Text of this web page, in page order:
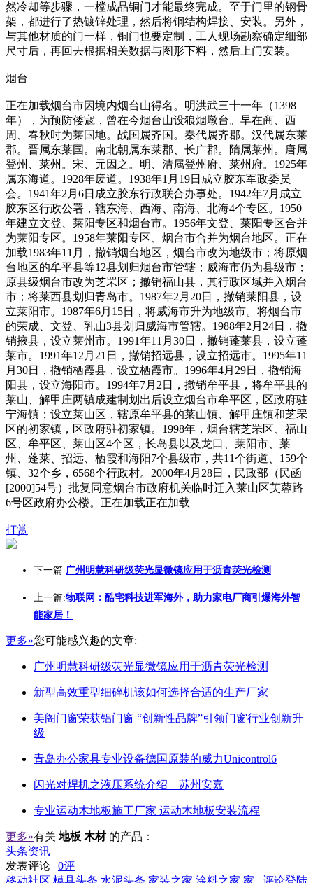
然冷却等步骤，一樘成品铜门才能最终完成。至于门里的钢骨
架，都进行了热镀锌处理，然后将铜结构焊接、安装。另外，
与其他材质的门一样，铜门也要定制，工人现场勘察确定细部
尺寸后，再回去根据相关数据与图形下料，然后上门安装。
烟台
正在加载烟台市因境内烟台山得名。明洪武三十一年（1398
年），为预防倭寇，曾在今烟台山设狼烟墩台。早在商、西
周、春秋时为莱国地。战国属齐国。秦代属齐郡。汉代属东莱
郡。晋属东莱国。南北朝属东莱郡、长广郡。隋属莱州。唐属
登州、莱州。宋、元因之。明、清属登州府、莱州府。1925年
属东海道。1928年废道。1938年1月19日成立胶东军政委员
会。1941年2月6日成立胶东行政联合办事处。1942年7月成立
胶东区行政公署，辖东海、西海、南海、北海4个专区。1950
年建立文登、莱阳专区和烟台市。1956年文登、莱阳专区合并
为莱阳专区。1958年莱阳专区、烟台市合并为烟台地区。正在
加载1983年11月，撤销烟台地区，烟台市改为地级市；将原烟
台地区的牟平县等12县划归烟台市管辖；威海市仍为县级市；
原县级烟台市改为芝罘区；撤销福山县，其行政区域并入烟台
市；将莱西县划归青岛市。1987年2月20日，撤销莱阳县，设
立莱阳市。1987年6月15日，将威海市升为地级市。将烟台市
的荣成、文登、乳山3县划归威海市管辖。1988年2月24日，撤
销掖县，设立莱州市。1991年11月30日，撤销蓬莱县，设立蓬
莱市。1991年12月21日，撤销招远县，设立招远市。1995年11
月30日，撤销栖霞县，设立栖霞市。1996年4月29日，撤销海
阳县，设立海阳市。1994年7月2日，撤销牟平县，将牟平县的
莱山、解甲庄两镇成建制划出后设立烟台市牟平区，区政府驻
宁海镇；设立莱山区，辖原牟平县的莱山镇、解甲庄镇和芝罘
区的初家镇，区政府驻初家镇。1998年，烟台辖芝罘区、福山
区、牟平区、莱山区4个区，长岛县以及龙口、莱阳市、莱
州、蓬莱、招远、栖霞和海阳7个县级市，共11个街道、159个
镇、32个乡，6568个行政村。2000年4月28日，民政部（民函
[2000]54号）批复同意烟台市政府机关临时迁入莱山区芙蓉路
6号区政府办公楼。正在加载正在加载
打赏
下一篇:广州明慧科研级荧光显微镜应用于沥青荧光检测
上一篇:物联网：酷宅科技进军海外，助力家电厂商引爆海外智
能家居！
更多»您可能感兴趣的文章:
广州明慧科研级荧光显微镜应用于沥青荧光检测
新型高效重型细碎机该如何选择合适的生产厂家
美阁门窗荣获铝门窗 “创新性品牌”引领门窗行业创新升
级
青岛办公家具专业设备德国原装的威力Unicontrol6
闪光对焊机之液压系统介绍—苏州安嘉
专业运动木地板施工厂家 运动木地板安装流程
更多»有关 地板 木材 的产品：
头条资讯
发表评论 | 0评
评论登陆
移动社区 模具头条 水泥头条 家装之家 涂料之家 家